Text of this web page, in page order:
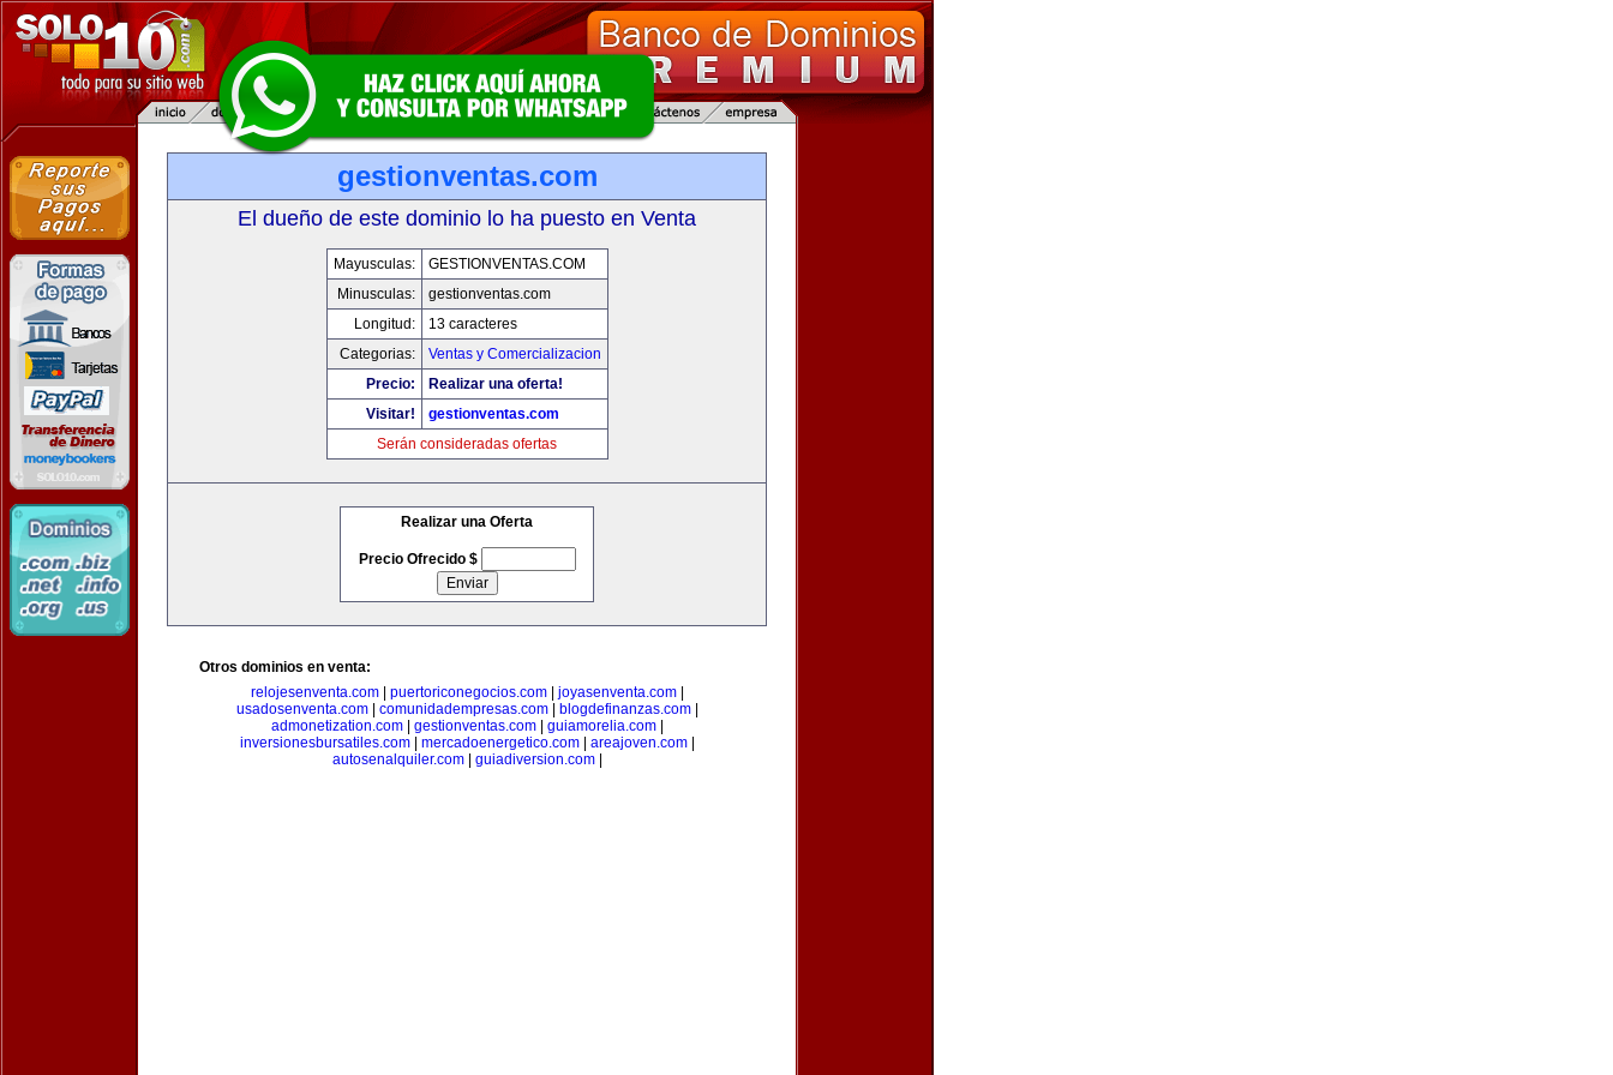
gestionventas.com
El dueño de este dominio lo ha puesto en Venta
Mayusculas:
GESTIONVENTAS.COM
Minusculas:
gestionventas.com
Longitud:
13 caracteres
Categorias:
Ventas y Comercializacion
Precio:
Realizar una oferta!
Visitar!
gestionventas.com
Serán consideradas ofertas
Realizar una Oferta
Precio Ofrecido $
Otros dominios en venta:
relojesenventa.com| puertoriconegocios.com| joyasenventa.com|
usadosenventa.com| comunidadempresas.com| blogdefinanzas.com|
admonetization.com| gestionventas.com| guiamorelia.com|
inversionesbursatiles.com| mercadoenergetico.com| areajoven.com|
autosenalquiler.com| guiadiversion.com|